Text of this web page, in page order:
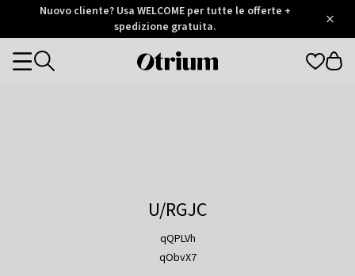
Otrium
Trustpilot
Nuovo cliente? Usa WELCOME per tutte le offerte +
spedizione gratuita.
Otrium
Categories
U/RGJC
qQPLVh
qObvX7